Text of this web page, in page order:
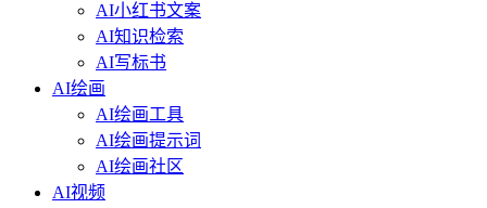
AI小红书文案
AI知识检索
AI写标书
AI绘画
AI绘画工具
AI绘画提示词
AI绘画社区
AI视频